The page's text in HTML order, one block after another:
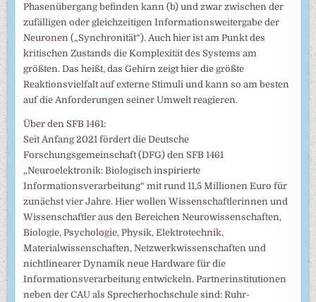
Phasenübergang befinden kann (b) und zwar zwischen der
zufälligen oder gleichzeitigen Informationsweitergabe der
Neuronen („Synchronität“). Auch hier ist am Punkt des
kritischen Zustands die Komplexität des Systems am
größten. Das heißt, das Gehirn zeigt hier die größte
Reaktionsvielfalt auf externe Stimuli und kann so am besten
auf die Anforderungen seiner Umwelt reagieren.
Über den SFB 1461:
Seit Anfang 2021 fördert die Deutsche
Forschungsgemeinschaft (DFG) den SFB 1461
„Neuroelektronik: Biologisch inspirierte
Informationsverarbeitung“ mit rund 11,5 Millionen Euro für
zunächst vier Jahre. Hier wollen Wissenschaftlerinnen und
Wissenschaftler aus den Bereichen Neurowissenschaften,
Biologie, Psychologie, Physik, Elektrotechnik,
Materialwissenschaften, Netzwerkwissenschaften und
nichtlinearer Dynamik neue Hardware für die
Informationsverarbeitung entwickeln. Partnerinstitutionen
neben der CAU als Sprecherhochschule sind: Ruhr-